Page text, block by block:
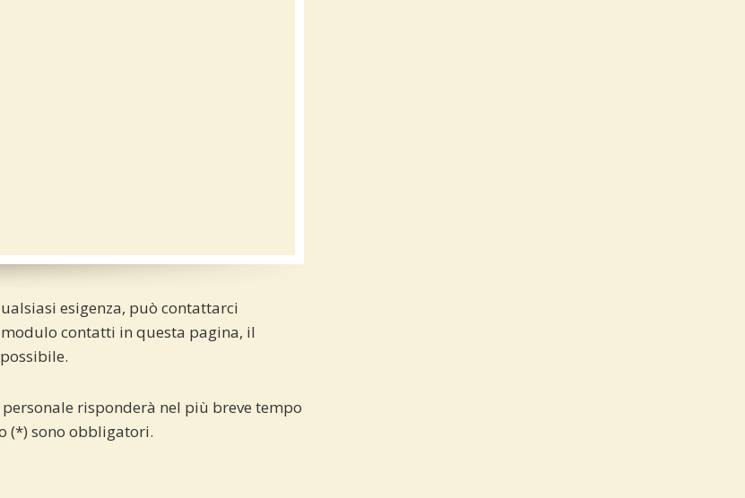
esigenza, può contattarci
contatti in questa pagina, il
risponderà nel più breve tempo
(*) sono obbligatori.